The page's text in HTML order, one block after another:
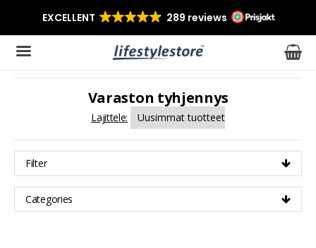
Tuote on lisätty ostoskoriin
Varaston tyhjennys
Lajittele:
Filter
Categories